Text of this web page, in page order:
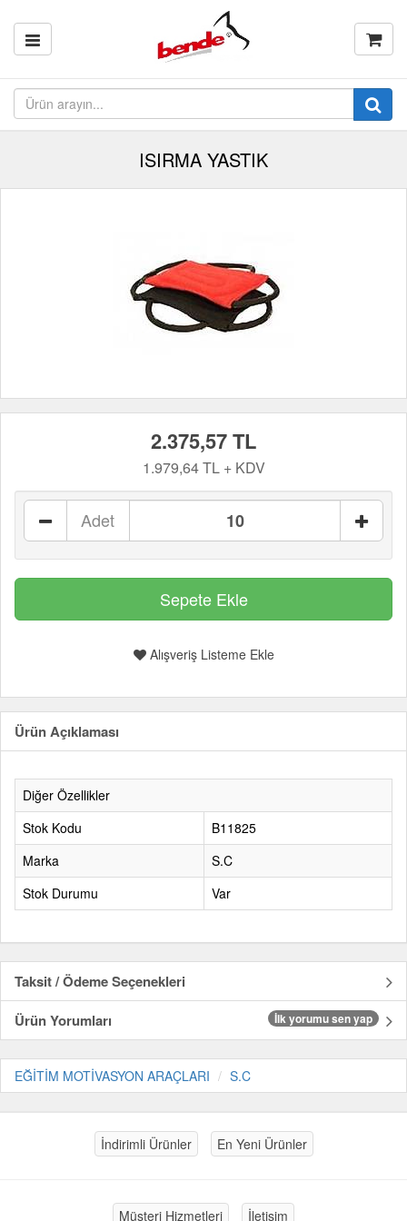
ISIRMA YASTIK
2.375,57 TL
1.979,64 TL + KDV
Adet
Alışveriş Listeme Ekle
Ürün Açıklaması
Diğer Özellikler
Stok Kodu
B11825
Marka
S.C
Stok Durumu
Var
Taksit / Ödeme Seçenekleri
Ürün Yorumları
İlk yorumu sen yap
EĞİTİM MOTİVASYON ARAÇLARI S.C
İndirimli Ürünler En Yeni Ürünler
Müşteri Hizmetleri İletişim